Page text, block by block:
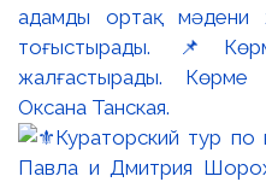
адамды ортақ мәдени
тоғыстырады.
жалғастырады.
Оксана Танская.